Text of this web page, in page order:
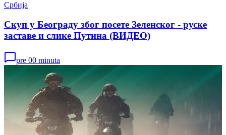
Србија
Скуп у Београду због посете Зеленског - руске
заставе и слике Путина (ВИДЕО)
pre 00 minuta